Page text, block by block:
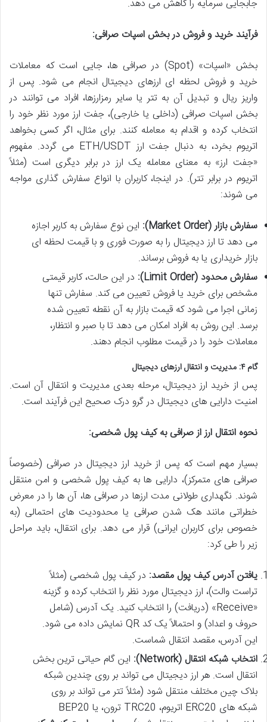
جابجایی سرمایه را کاهش می دهد.
فرآیند خرید و فروش در بخش اسپات صرافی:
بخش «اسپات» (Spot) در صرافی ها، جایی است که معاملات
خرید و فروش لحظه ای ارزهای دیجیتال انجام می شود. پس از
واریز ریال و تبدیل آن به تتر یا سایر رمزارزها، افراد می توانند در
بخش اسپات صرافی (داخلی یا خارجی)، جفت ارز مورد نظر خود را
انتخاب کرده و اقدام به معامله کنند. برای مثال، اگر کسی بخواهد
اتریوم بخرد، به دنبال جفت ارز ETH/USDT می گردد. مفهوم
«جفت ارز» به معنای معامله یک ارز در برابر دیگری است (مثلاً
اتریوم در برابر تتر). در اینجا، کاربران با انواع سفارش گذاری مواجه
می شوند:
سفارش بازار (Market Order):
این نوع سفارش به کاربر اجازه
می دهد تا ارز دیجیتال را به صورت فوری و با قیمت لحظه ای
بازار خریداری یا به فروش برساند.
سفارش محدود (Limit Order):
در این حالت، کاربر قیمتی
مشخص برای خرید یا فروش تعیین می کند. سفارش تنها
زمانی اجرا می شود که قیمت بازار به آن نقطه تعیین شده
برسد. این روش به افراد امکان می دهد تا با صبر و انتظار،
معاملات خود را در قیمت مطلوب انجام دهند.
گام ۴: مدیریت و انتقال ارزهای دیجیتال
پس از خرید ارز دیجیتال، مرحله بعدی مدیریت و انتقال آن است.
امنیت دارایی های دیجیتال در گرو درک صحیح این فرآیند است.
نحوه انتقال ارز از صرافی به کیف پول شخصی:
بسیار مهم است که پس از خرید ارز دیجیتال در صرافی (خصوصاً
صرافی های متمرکز)، دارایی ها به کیف پول شخصی و امن منتقل
شوند. نگهداری طولانی مدت ارزها در صرافی ها، آن ها را در معرض
خطراتی مانند هک شدن صرافی یا محدودیت های احتمالی (به
خصوص برای کاربران ایرانی) قرار می دهد. برای انتقال، باید مراحل
زیر را طی کرد:
یافتن آدرس کیف پول مقصد: در کیف پول شخصی (مثلاً
تراست والت)، ارز دیجیتال مورد نظر را انتخاب کرده و گزینه
«Receive» (دریافت) را انتخاب کنید. یک آدرس (شامل
حروف و اعداد) و احتمالاً یک کد QR نمایش داده می شود.
این آدرس، مقصد انتقال شماست.
انتخاب شبکه انتقال (Network):
این گام حیاتی ترین بخش
انتقال است. هر ارز دیجیتال می تواند بر روی چندین شبکه
بلاک چین مختلف منتقل شود (مثلاً تتر می تواند بر روی
شبکه های ERC20 اتریوم، TRC20 ترون، یا BEP20